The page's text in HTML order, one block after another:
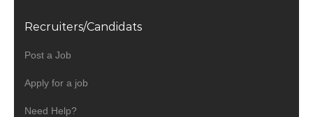
Recruiters/Candidats
Post a Job
Apply for a job
Need Help?